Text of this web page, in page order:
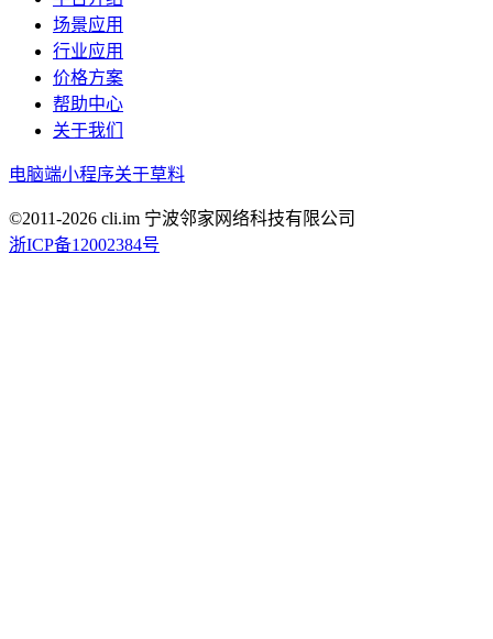
场景应用
行业应用
价格方案
帮助中心
关于我们
电脑端小程序关于草料
©2011-2026 cli.im 宁波邻家网络科技有限公司
浙ICP备12002384号